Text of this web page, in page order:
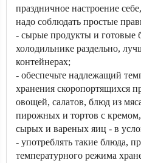
праздничное настроение
надо соблюдать простые
- сырые продукты и готовые
холодильнике раздельно,
контейнерах;
- обеспечьте надлежащий
хранения скоропортящихся
овощей, салатов, блюд из
пирожных и тортов с
сырых и вареных яиц - в
- употреблять такие блюда,
температурного режима